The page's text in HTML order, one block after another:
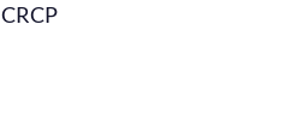
CRCP